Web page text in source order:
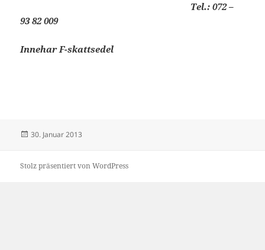
Tel.: 072 –
93 82 009
Innehar F-skattsedel
Veröffentlicht
30. Januar 2013
Stolz präsentiert von WordPress